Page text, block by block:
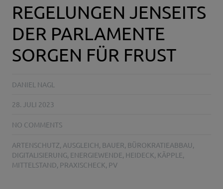
REGELUNGEN JENSEITS
DER PARLAMENTE
SORGEN FÜR FRUST
DANIEL NAGL
28. JULI 2023
NO COMMENTS
ARTENSCHUTZ AUSGLEICH BAUER BÜROKRATIEABBAU
DIGITALISIERUNG ENERGIEWENDE HEIDECK KÄPPLE
MITTELSTAND PRAXISCHECK PV